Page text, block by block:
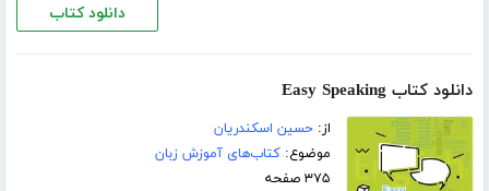
دانلود کتاب
دانلود کتاب Easy Speaking
از:حسین اسکندریان
موضوع:کتاب‌های آموزش زبان
۳۷۵ صفحه